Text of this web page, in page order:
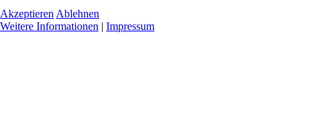
Akzeptieren Ablehnen
Weitere Informationen | Impressum